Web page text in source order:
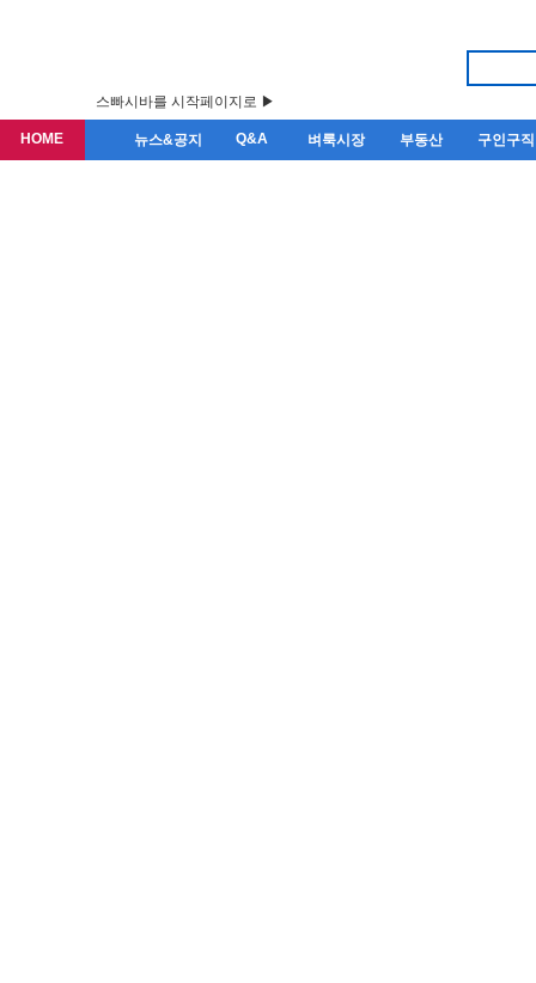
스빠시바를 시작페이지로 ▶
HOME 뉴스&공지 Q&A 벼룩시장 부동산 구인구직